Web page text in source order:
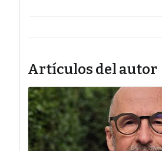
Artículos del autor